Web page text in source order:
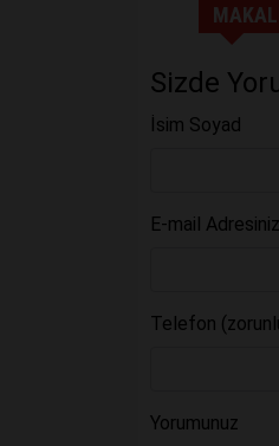
Sizde
İsim Soyad
E-mail
Telefon
Yorumunuz